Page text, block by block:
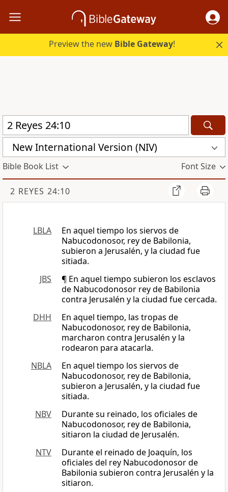
Preview the new Bible Gateway!
New International Version (NIV)
Bible Book List Font Size
2 REYES 24:10
LBLA
En aquel tiempo los siervos de
Nabucodonosor, rey de Babilonia,
subieron a Jerusalén, y la ciudad fue
sitiada.
JBS
¶ En aquel tiempo subieron los esclavos
de Nabucodonosor rey de Babilonia
contra Jerusalén y la ciudad fue cercada.
DHH
En aquel tiempo, las tropas de
Nabucodonosor, rey de Babilonia,
marcharon contra Jerusalén y la
rodearon para atacarla.
NBLA
En aquel tiempo los siervos de
Nabucodonosor, rey de Babilonia,
subieron a Jerusalén, y la ciudad fue
sitiada.
NBV
Durante su reinado, los oficiales de
Nabucodonosor, rey de Babilonia,
sitiaron la ciudad de Jerusalén.
NTV
Durante el reinado de Joaquín, los
oficiales del rey Nabucodonosor de
Babilonia subieron contra Jerusalén y la
sitiaron.